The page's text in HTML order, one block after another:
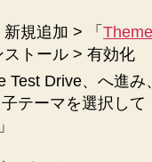
規追加 > 「
トール > 有効化
Test Drive、へ進み
テーマを選択して